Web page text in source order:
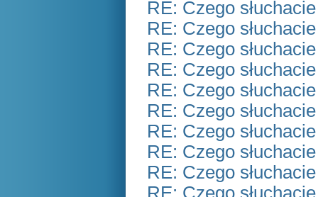
RE: Czego
RE: Czego
RE: Czego
RE: Czego
RE: Czego
RE: Czego
RE: Czego
RE: Czego
RE: Czego
RE: Czego